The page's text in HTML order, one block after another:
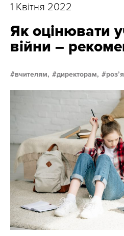
1 Квітня 2022
Як оцінювати
війни –
вчителям, директорам,